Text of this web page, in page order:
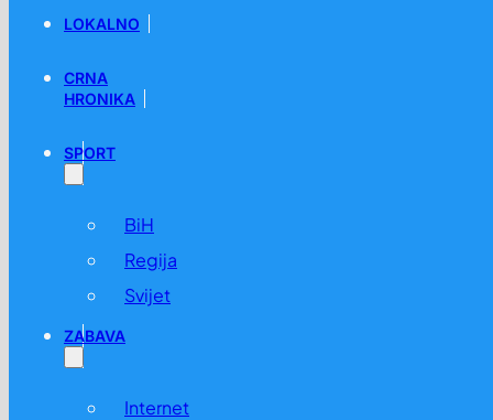
LOKALNO
CRNA
HRONIKA
SPORT
BiH
Regija
Svijet
ZABAVA
Internet
12.04. u 14:20 /Crna Hronika